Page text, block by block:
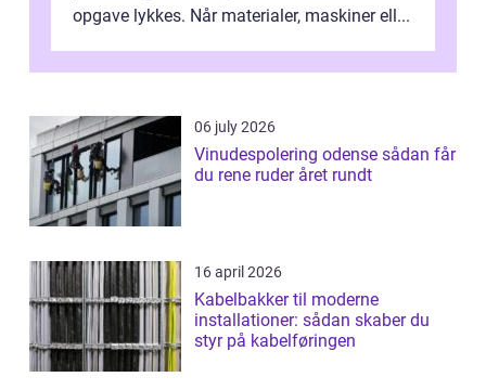
opgave lykkes. Når materialer, maskiner ell...
06 july 2026
Vinudespolering odense sådan får
du rene ruder året rundt
16 april 2026
Kabelbakker til moderne
installationer: sådan skaber du
styr på kabelføringen